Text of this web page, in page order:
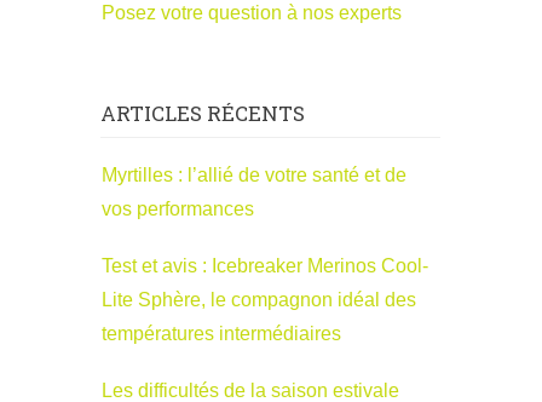
Posez votre question à nos experts
ARTICLES RÉCENTS
Myrtilles : l’allié de votre santé et de
vos performances
Test et avis : Icebreaker Merinos Cool-
Lite Sphère, le compagnon idéal des
températures intermédiaires
Les difficultés de la saison estivale